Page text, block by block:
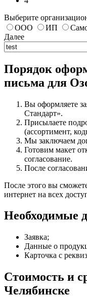
Выберите
ООО
ИП
Далее
Порядок
письма для
Вы оформляете
Стандарт».
Присылаете
(ассортимент,
Мы заключаем
Готовим макет
согласование.
После
После этого вы
интернет на всех
Необходимые
Заявка;
Данные о
Карточка с
Стоимость и
Челябинске